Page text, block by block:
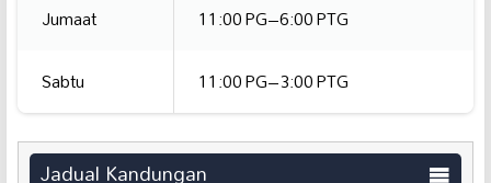
Jumaat
11:00 PG–6:00 PTG
Sabtu
11:00 PG–3:00 PTG
Jadual Kandungan